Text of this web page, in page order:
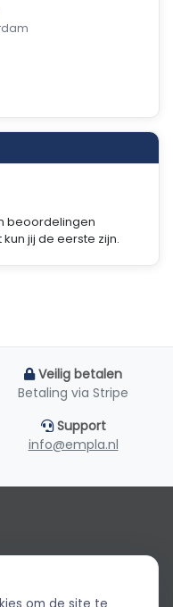
beoordelingen
jij de eerste zijn.
Veilig betalen
Betaling via Stripe
Support
info@empla.nl